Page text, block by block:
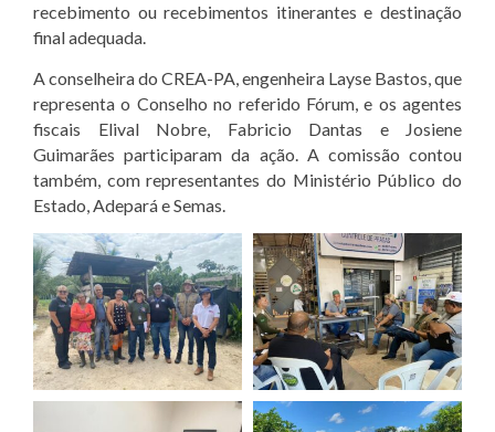
recebimento ou recebimentos itinerantes e destinação
final adequada.
A conselheira do CREA-PA, engenheira Layse Bastos, que
representa o Conselho no referido Fórum, e os agentes
fiscais Elival Nobre, Fabricio Dantas e Josiene
Guimarães participaram da ação. A comissão contou
também, com representantes do Ministério Público do
Estado, Adepará e Semas.